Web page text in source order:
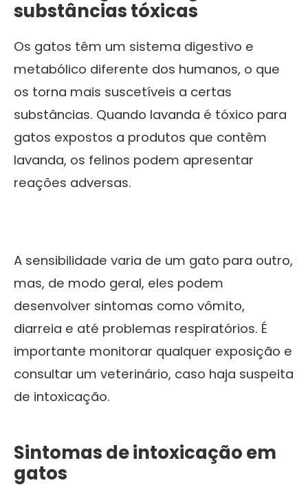
substâncias tóxicas
Os gatos têm um sistema digestivo e
metabólico diferente dos humanos, o que
os torna mais suscetíveis a certas
substâncias. Quando lavanda é tóxico para
gatos expostos a produtos que contêm
lavanda, os felinos podem apresentar
reações adversas.
A sensibilidade varia de um gato para outro,
mas, de modo geral, eles podem
desenvolver sintomas como vômito,
diarreia e até problemas respiratórios. É
importante monitorar qualquer exposição e
consultar um veterinário, caso haja suspeita
de intoxicação.
Sintomas de intoxicação em
gatos